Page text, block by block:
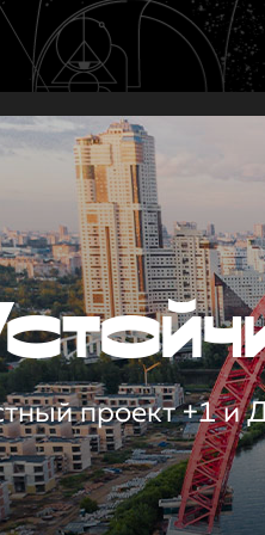
проект +1 и